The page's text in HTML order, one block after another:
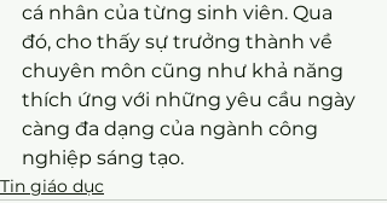
cá nhân của từng sinh viên. Qua
đó, cho thấy sự trưởng thành về
chuyên môn cũng như khả năng
thích ứng với những yêu cầu ngày
càng đa dạng của ngành công
nghiệp sáng tạo.
Tin giáo dục